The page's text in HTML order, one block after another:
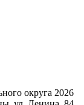
округа 2026